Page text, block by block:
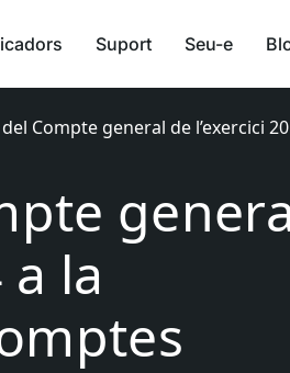
Suport Seu-e
Compte general de l’exercici
a la